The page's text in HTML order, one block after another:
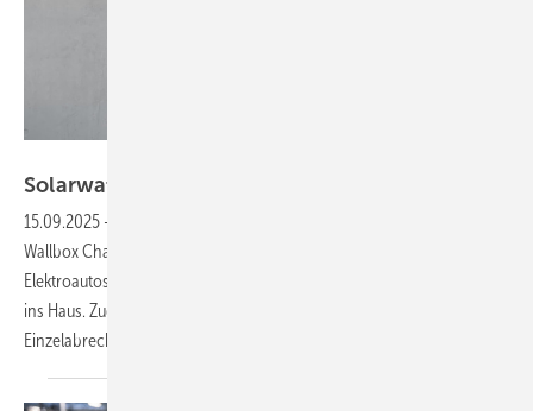
Solarwatt liefert bidirektionale Wallbox
15.09.2025 -
Wallbox Charger Max aus. Die Ladestation ermöglicht das Laden von
Elektroautos mit Solarstrom und bietet künftig auch die Rückspeisung
ins Haus. Zudem ist sie eichrechtskonform und unterstützt
Einzelabrechnungen.